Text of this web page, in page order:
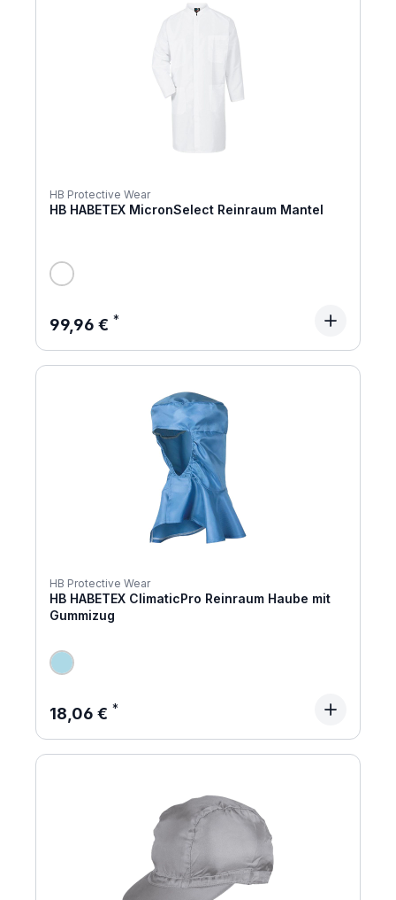
HB Protective Wear
HB HABETEX MicronSelect Reinraum Mantel
Regulärer Preis:
99,96 €
HB Protective Wear
HB HABETEX ClimaticPro Reinraum Haube mit
Gummizug
Regulärer Preis:
18,06 €